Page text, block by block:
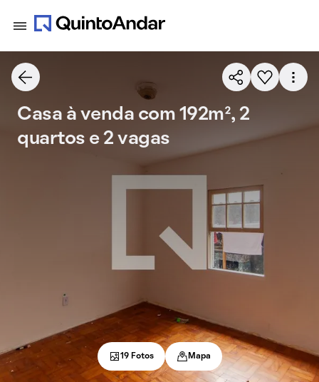
Casa à venda com 192m², 2
quartos e 2 vagas
19 Fotos Mapa